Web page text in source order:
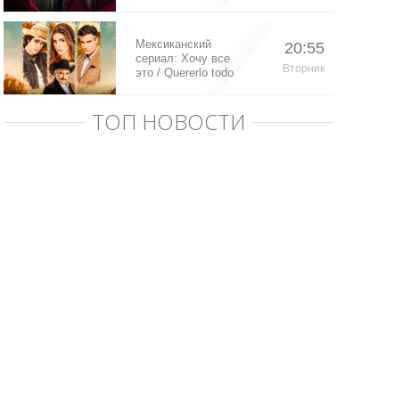
Мексиканский
сериал: Хочу все
это / Quererlo todo
20:55
Вторник
ТОП НОВОСТИ